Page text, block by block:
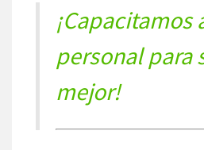
¡Capacitamos
personal para
mejor!